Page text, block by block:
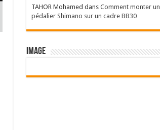
TAHOR Mohamed dans Comment monter un
pédalier Shimano sur un cadre BB30
Image